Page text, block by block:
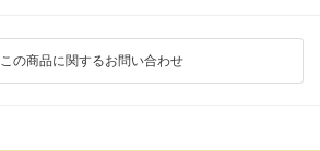
この商品に関するお問い合わせ